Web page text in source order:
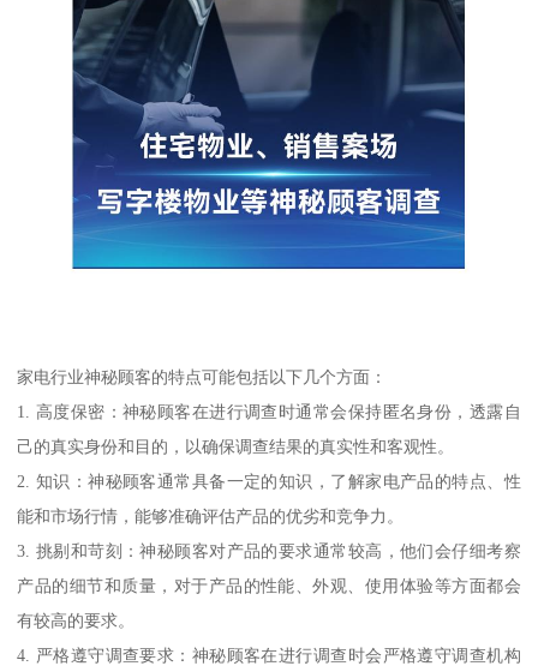
家电行业神秘顾客的特点可能包括以下几个方面：
1. 高度保密：神秘顾客在进行调查时通常会保持匿名身份，透露自
己的真实身份和目的，以确保调查结果的真实性和客观性。
2. 知识：神秘顾客通常具备一定的知识，了解家电产品的特点、性
能和市场行情，能够准确评估产品的优劣和竞争力。
3. 挑剔和苛刻：神秘顾客对产品的要求通常较高，他们会仔细考察
产品的细节和质量，对于产品的性能、外观、使用体验等方面都会
有较高的要求。
4. 严格遵守调查要求：神秘顾客在进行调查时会严格遵守调查机构